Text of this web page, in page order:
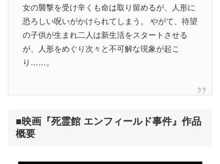
女の襲撃を受け辛くも命は取り留めるが、人形に
恐ろしい呪いがかけられてしまう。 やがて、待望
の子供が生まれ二人は新生活をスタートさせる
が、人形をめぐり次々と不可解な現象が起こ
り……。
■映画『死霊館 エンフィールド事件』作品
概要